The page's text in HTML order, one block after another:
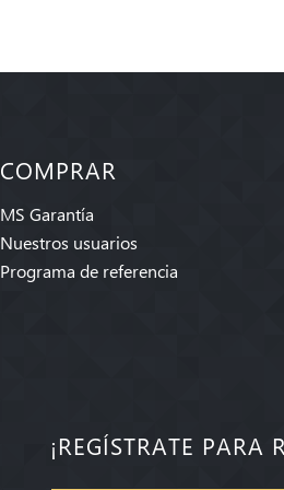
COMPRAR
MS Garantía
Nuestros usuarios
Programa de referencia
¡REGÍSTRATE PARA